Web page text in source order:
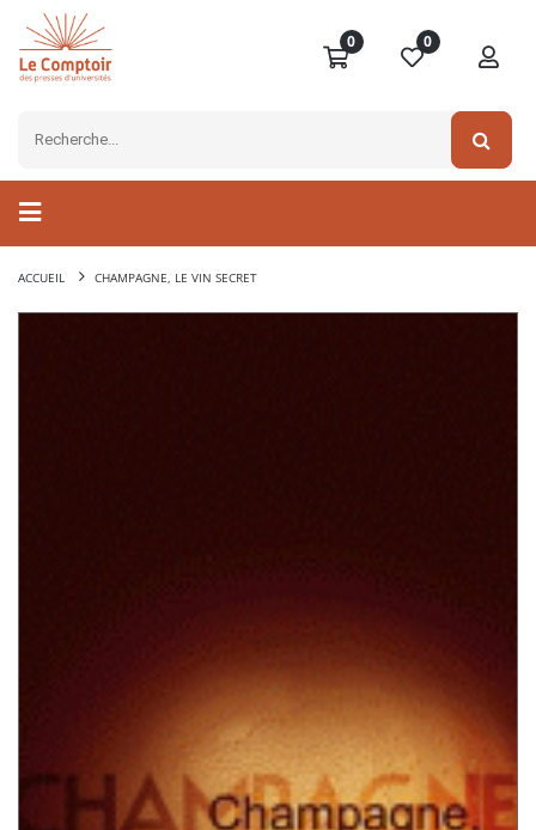
0 0
ACCUEIL CHAMPAGNE, LE VIN SECRET